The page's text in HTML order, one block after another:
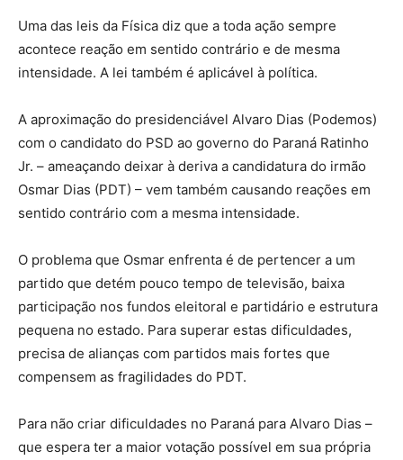
Uma das leis da Física diz que a toda ação sempre
acontece reação em sentido contrário e de mesma
intensidade. A lei também é aplicável à política.
A aproximação do presidenciável Alvaro Dias (Podemos)
com o candidato do PSD ao governo do Paraná Ratinho
Jr. – ameaçando deixar à deriva a candidatura do irmão
Osmar Dias (PDT) – vem também causando reações em
sentido contrário com a mesma intensidade.
O problema que Osmar enfrenta é de pertencer a um
partido que detém pouco tempo de televisão, baixa
participação nos fundos eleitoral e partidário e estrutura
pequena no estado. Para superar estas dificuldades,
precisa de alianças com partidos mais fortes que
compensem as fragilidades do PDT.
Para não criar dificuldades no Paraná para Alvaro Dias –
que espera ter a maior votação possível em sua própria